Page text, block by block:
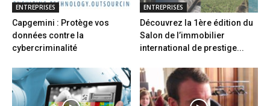
ENTREPRISES
Capgemini : Protège vos
données contre la
cybercriminalité
ENTREPRISES
Découvrez la 1ère édition du
Salon de l’immobilier
international de prestige...